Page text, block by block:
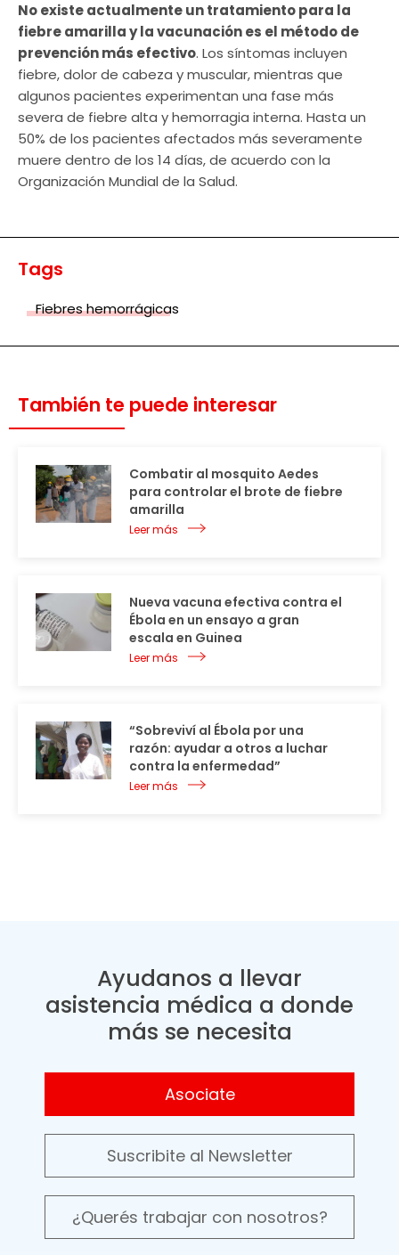
No existe actualmente un tratamiento para la
fiebre amarilla y la vacunación es el método de
prevención más efectivo. Los síntomas incluyen
fiebre, dolor de cabeza y muscular, mientras que
algunos pacientes experimentan una fase más
severa de fiebre alta y hemorragia interna. Hasta un
50% de los pacientes afectados más severamente
muere dentro de los 14 días, de acuerdo con la
Organización Mundial de la Salud.
Tags
Fiebres hemorrágicas
También te puede interesar
Combatir al mosquito Aedes
para controlar el brote de fiebre
amarilla
Leer más
Nueva vacuna efectiva contra el
Ébola en un ensayo a gran
escala en Guinea
Leer más
“Sobreviví al Ébola por una
razón: ayudar a otros a luchar
contra la enfermedad”
Leer más
Ayudanos a llevar
asistencia médica a donde
más se necesita
Asociate
Suscribite al Newsletter
¿Querés trabajar con nosotros?